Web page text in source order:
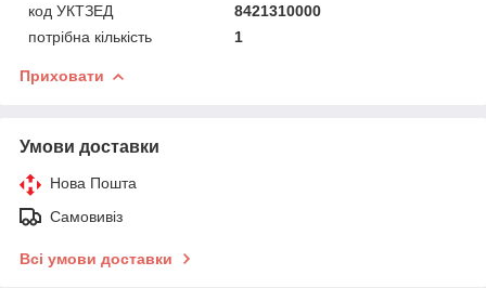
код УКТЗЕД
8421310000
потрібна кількість
1
Приховати
Умови доставки
Нова Пошта
Самовивіз
Всі умови доставки